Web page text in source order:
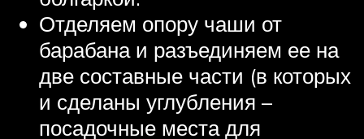
Отделяем опору чаши от
барабана и разъединяем ее на
две составные части (в которых
и сделаны углубления –
посадочные места для